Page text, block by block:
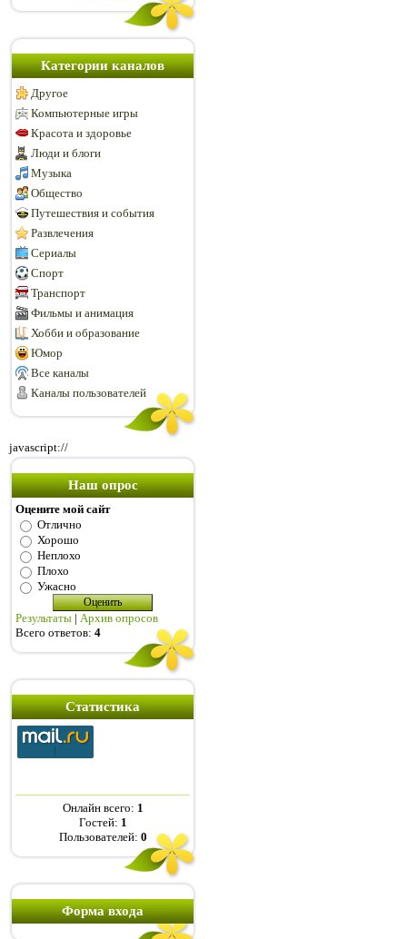
Категории каналов
Другое
Компьютерные игры
Красота и здоровье
Люди и блоги
Музыка
Общество
Путешествия и события
Развлечения
Сериалы
Спорт
Транспорт
Фильмы и анимация
Хобби и образование
Юмор
Все каналы
Каналы пользователей
javascript://
Наш опрос
Оцените мой сайт
Отлично
Хорошо
Неплохо
Плохо
Ужасно
Результаты | Архив опросов
Всего ответов: 4
Статистика
Онлайн всего: 1
Гостей: 1
Пользователей: 0
Форма входа